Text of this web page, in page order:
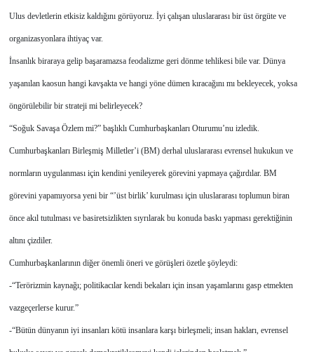
Ulus devletlerin etkisiz kaldığını görüyoruz. İyi çalışan uluslararası bir üst örgüte ve
organizasyonlara ihtiyaç var.
İnsanlık biraraya gelip başaramazsa feodalizme geri dönme tehlikesi bile var. Dünya
yaşanılan kaosun hangi kavşakta ve hangi yöne dümen kıracağını mı bekleyecek, yoksa
öngörülebilir bir strateji mi belirleyecek?
“Soğuk Savaşa Özlem mi?” başlıklı Cumhurbaşkanları Oturumu’nu izledik.
Cumhurbaşkanları Birleşmiş Milletler’i (BM) derhal uluslararası evrensel hukukun ve
normların uygulanması için kendini yenileyerek görevini yapmaya çağırdılar. BM
görevini yapamıyorsa yeni bir “’üst birlik’ kurulması için uluslararası toplumun biran
önce akıl tutulması ve basiretsizlikten sıyrılarak bu konuda baskı yapması gerektiğinin
altını çizdiler.
Cumhurbaşkanlarının diğer önemli öneri ve görüşleri özetle şöyleydi:
-“Terörizmin kaynağı; politikacılar kendi bekaları için insan yaşamlarını gasp etmekten
vazgeçerlerse kurur.”
-“Bütün dünyanın iyi insanları kötü insanlara karşı birleşmeli; insan hakları, evrensel